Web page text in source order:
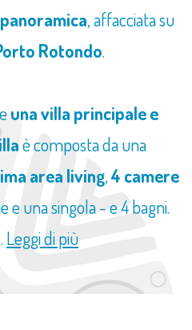
, affacciata su
Rotondo.
una villa principale e
è composta da una
area living,4 camere
e una singola - e 4 bagni.
Leggi di più